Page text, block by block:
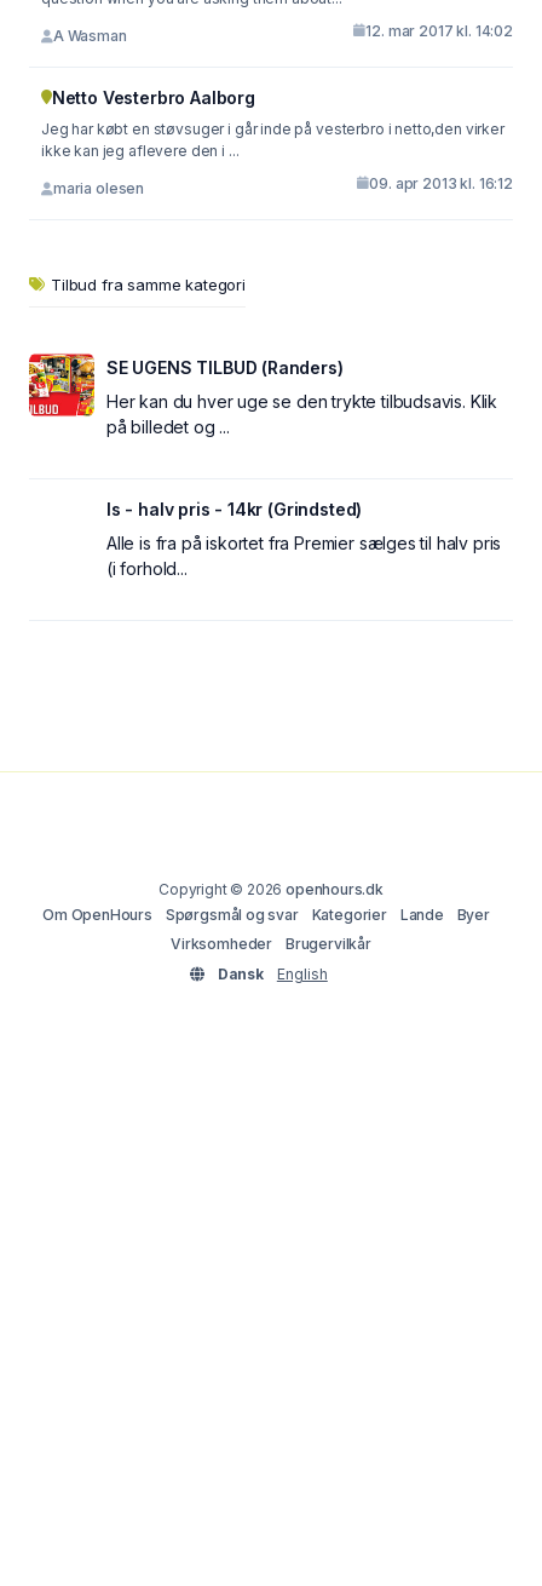
A Wasman 12. mar 2017 kl. 14:02
Netto Vesterbro Aalborg
Jeg har købt en støvsuger i går inde på vesterbro i netto,den virker
ikke kan jeg aflevere den i ...
maria olesen 09. apr 2013 kl. 16:12
Tilbud fra samme kategori
SE UGENS TILBUD (Randers)
Her kan du hver uge se den trykte tilbudsavis. Klik
på billedet og ...
Is - halv pris - 14kr (Grindsted)
Alle is fra på iskortet fra Premier sælges til halv pris
(i forhold...
Copyright © 2026openhours.dk
Om OpenHours
Spørgsmål og svar Kategorier Lande
Byer
Virksomheder
Brugervilkår
Dansk
English